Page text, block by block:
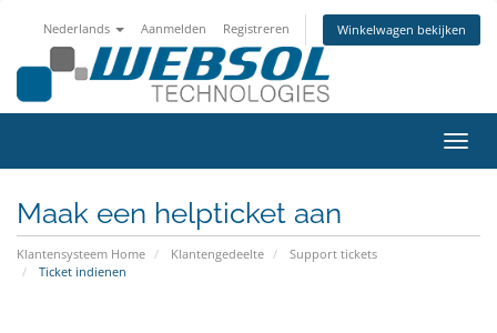
Nederlands Aanmelden Registreren Winkelwagen bekijken
Maak een helpticket aan
Klantensysteem Home Klantengedeelte
Support tickets
Ticket indienen